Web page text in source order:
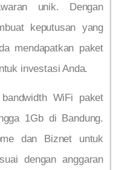
unik. Dengan
keputusan yang
mendapatkan paket
investasi Anda.
WiFi paket
1Gb di Bandung.
dan Biznet untuk
dengan anggaran